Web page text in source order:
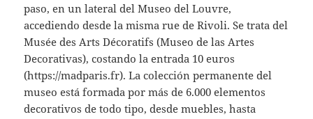
paso, en un lateral del Museo del Louvre,
accediendo desde la misma rue de Rivoli. Se trata del
Musée des Arts Décoratifs (Museo de las Artes
Decorativas), costando la entrada 10 euros
(https://madparis.fr). La colección permanente del
museo está formada por más de 6.000 elementos
decorativos de todo tipo, desde muebles, hasta